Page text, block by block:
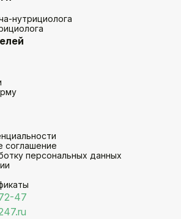
нутрициолога
соглашение
персональных данных
47